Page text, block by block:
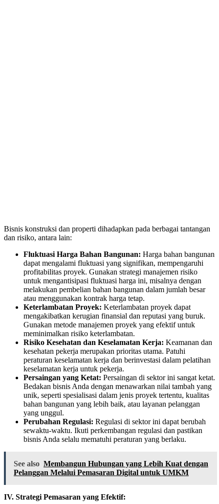
Bisnis konstruksi dan properti dihadapkan pada berbagai tantangan
dan risiko, antara lain:
Fluktuasi Harga Bahan Bangunan: Harga bahan bangunan
dapat mengalami fluktuasi yang signifikan, mempengaruhi
profitabilitas proyek. Gunakan strategi manajemen risiko
untuk mengantisipasi fluktuasi harga ini, misalnya dengan
melakukan pembelian bahan bangunan dalam jumlah besar
atau menggunakan kontrak harga tetap.
Keterlambatan Proyek: Keterlambatan proyek dapat
mengakibatkan kerugian finansial dan reputasi yang buruk.
Gunakan metode manajemen proyek yang efektif untuk
meminimalkan risiko keterlambatan.
Risiko Kesehatan dan Keselamatan Kerja: Keamanan dan
kesehatan pekerja merupakan prioritas utama. Patuhi
peraturan keselamatan kerja dan berinvestasi dalam pelatihan
keselamatan kerja untuk pekerja.
Persaingan yang Ketat: Persaingan di sektor ini sangat ketat.
Bedakan bisnis Anda dengan menawarkan nilai tambah yang
unik, seperti spesialisasi dalam jenis proyek tertentu, kualitas
bahan bangunan yang lebih baik, atau layanan pelanggan
yang unggul.
Perubahan Regulasi: Regulasi di sektor ini dapat berubah
sewaktu-waktu. Ikuti perkembangan regulasi dan pastikan
bisnis Anda selalu mematuhi peraturan yang berlaku.
See also Membangun Hubungan yang Lebih Kuat dengan
Pelanggan Melalui Pemasaran Digital untuk UMKM
IV. Strategi Pemasaran yang Efektif: